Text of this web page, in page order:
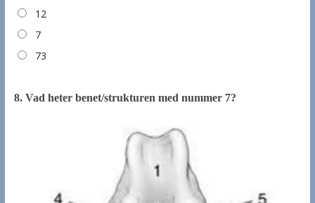
12
7
73
8. Vad heter benet/strukturen med nummer 7?